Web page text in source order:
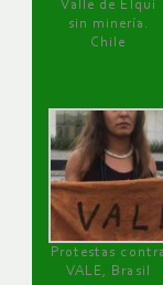
Valle de Elqui
sin minería.
Chile
Protestas contra
VALE, Brasil